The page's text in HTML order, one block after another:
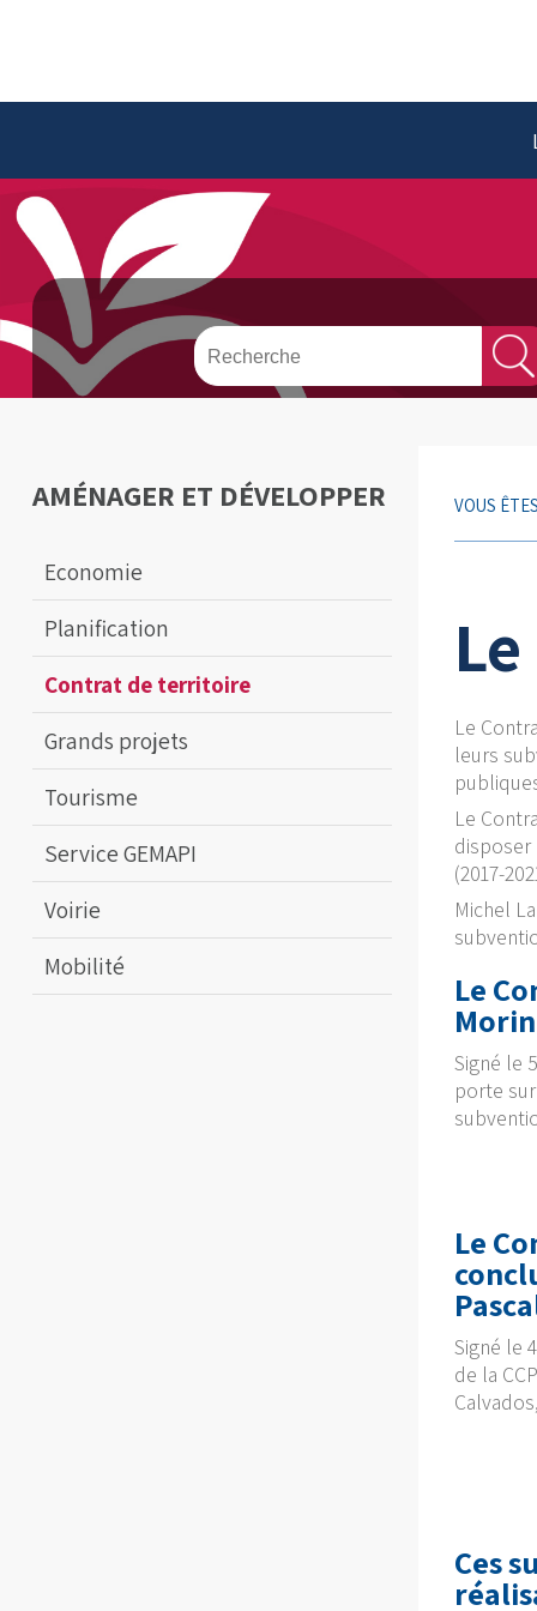
AMÉNAGER ET DÉVELOPPER
Economie
Planification
Contrat de territoire
Grands projets
Tourisme
Service GEMAPI
Voirie
Mobilité
VOUS
Le
leurs
Le
disposer
(2017-
Michel
Le
Signé le
porte
Le
Signé le
de la
Ces